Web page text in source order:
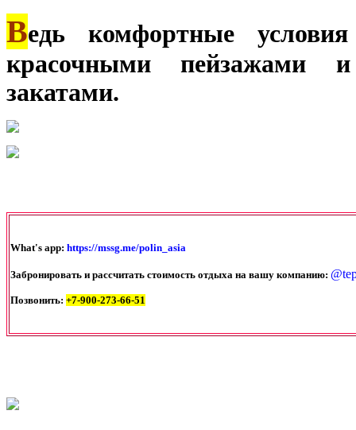
Ведь комфортные
красочными пейзажами
закатами.
What's app: https://mssg.me/polin_asia
Забронировать и рассчитать стоимость отдыха на вашу компанию:
Позвонить: +7-900-273-66-51